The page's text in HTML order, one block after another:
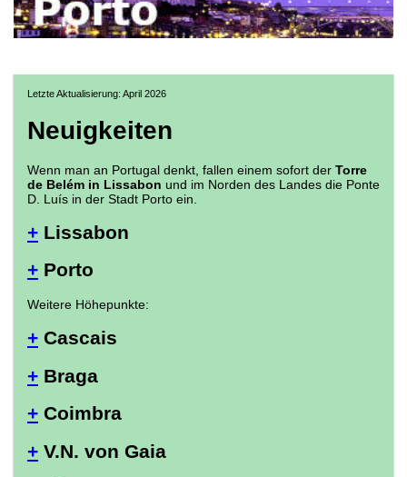
Letzte Aktualisierung: April 2026
Neuigkeiten
Wenn man an Portugal denkt, fallen einem sofort der Torre
de Belém in Lissabon und im Norden des Landes die Ponte
D. Luís in der Stadt Porto ein.
+ Lissabon
+ Porto
Weitere Höhepunkte:
+ Cascais
+ Braga
+ Coimbra
+ V.N. von Gaia